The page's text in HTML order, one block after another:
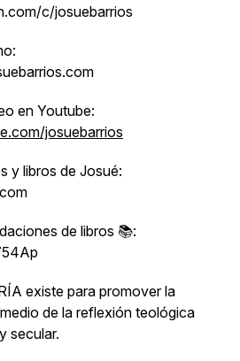
c/josuebarrios
en Youtube:
josuebarrios
y libros de Josué:
de libros 📚:
existe para promover la
de la reflexión teológica
secular.